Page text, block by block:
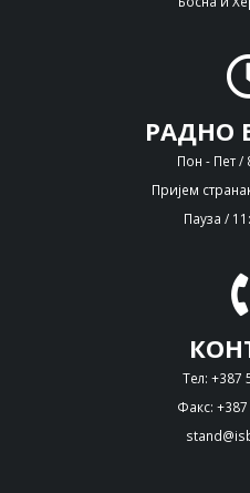
РАДНО
Пон - Пет /
Пријем
Пауза /
Тел: +387
Факс: